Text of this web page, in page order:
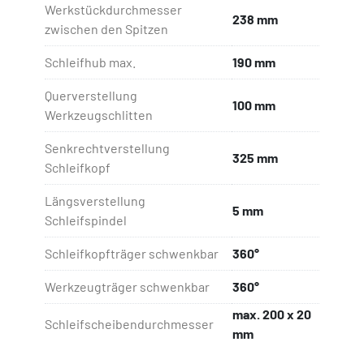
Werkstückdurchmesser
zwischen den Spitzen
238 mm
Schleifhub max. 190 mm
Querverstellung
Werkzeugschlitten
100 mm
Senkrechtverstellung
Schleifkopf
325 mm
Längsverstellung
Schleifspindel
5 mm
Schleifkopfträger schwenkbar 360°
Werkzeugträger schwenkbar 360°
Schleifscheibendurchmesser
max. 200 x 20
mm